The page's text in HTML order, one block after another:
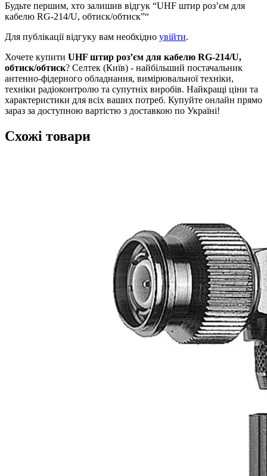
Будьте першим, хто залишив відгук “UHF штир роз’єм для
кабелю RG-214/U, обтиск/обтиск”“
Для публікації відгуку вам необхідно увійти.
Хочете купити UHF штир роз’єм для кабелю RG-214/U,
обтиск/обтиск? Селтек (Київ) - найбільший постачальник
антенно-фідерного обладнання, вимірювальної техніки,
техніки радіоконтролю та супутніх виробів. Найкращі ціни та
характеристики для всіх ваших потреб. Купуйте онлайн прямо
зараз за доступною вартістю з доставкою по Україні!
Схожі товари